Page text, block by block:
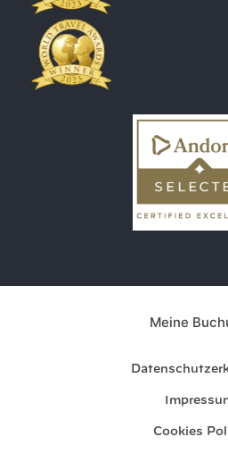
Meine
Cookies